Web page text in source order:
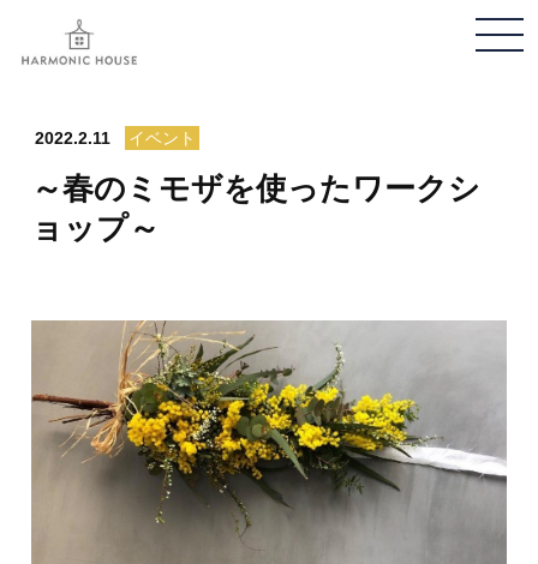
メ
2022.2.11 イベント
～春のミモザを使ったワークシ
ョップ～